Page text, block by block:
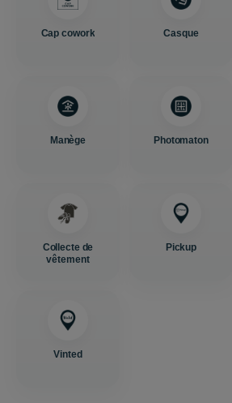
Cap cowork Casque
Manège Photomaton
Collecte de
vêtement
Pickup
Vinted